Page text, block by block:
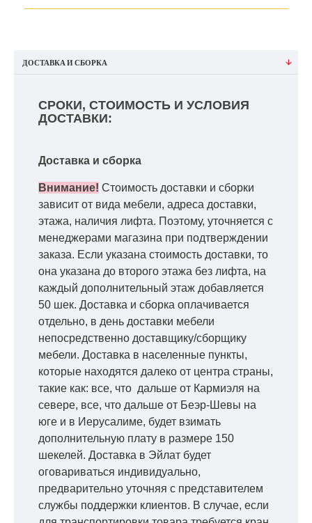
ДОСТАВКА И СБОРКА
СРОКИ, СТОИМОСТЬ И УСЛОВИЯ
ДОСТАВКИ:
Доставка и сборка
Внимание! Стоимость доставки и сборки
зависит от вида мебели, адреса доставки,
этажа, наличия лифта. Поэтому, уточняется с
менеджерами магазина при подтверждении
заказа. Если указана стоимость доставки, то
она указана до второго этажа без лифта, на
каждый дополнительный этаж добавляется
50 шек. Доставка и сборка оплачивается
отдельно, в день доставки мебели
непосредственно доставщику/сборщику
мебели. Доставка в населенные пункты,
которые находятся далеко от центра страны,
такие как: все, что дальше от Кармиэля на
севере, все, что дальше от Беэр-Шевы на
юге и в Иерусалиме, будет взимать
дополнительную плату в размере 150
шекелей. Доставка в Эйлат будет
оговариваться индивидуально,
предварительно уточняя с представителем
службы поддержки клиентов. В случае, если